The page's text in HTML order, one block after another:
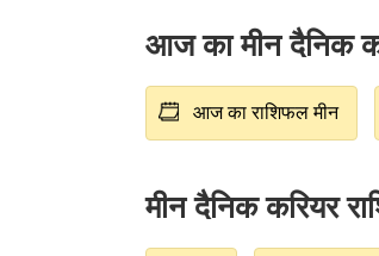
आज का मीन दैनिक
आज का राशिफल मीन
मीन दैनिक करियर